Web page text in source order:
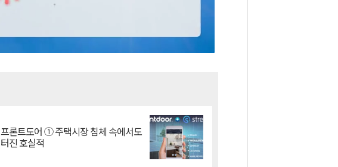
프론트도어 ① 주택시장 침체 속에서도
터진 호실적